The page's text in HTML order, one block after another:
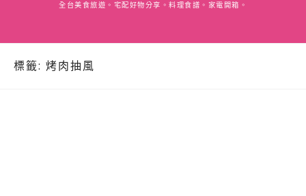
全台美食旅遊。宅配好物分享。料理食譜。家電開箱。
標籤: 烤肉抽風